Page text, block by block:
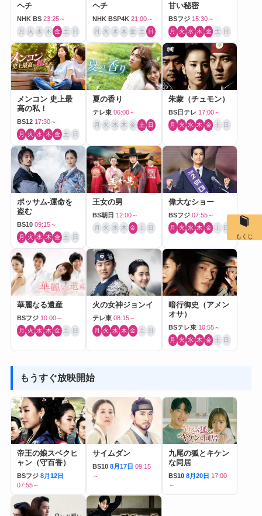
ヘチ
NHK BS 23:25～
月 火 水 木 金 土 日
ヘチ
NHK BSP4K 21:00～
月 火 水 木 金 土 日
甘い秘密
BSフジ 15:30～
月 火 水 木 金 土 日
メンコン 史上最
高の私！
BS12 17:30～
月 火 水 木 金 土 日
夏の香り
テレ東 06:00～
月 火 水 木 金 土 日
朱蒙（チュモン）
BS日テレ 17:00～
月 火 水 木 金 土 日
ポッサム-運命を
盗む
BS10 09:15～
月 火 水 木 金 土 日
王女の男
BS朝日 12:00～
月 火 水 木 金 土 日
偉大なショー
BSフジ 07:55～
月 火 水 木 金 土 日
華麗なる遺産
BSフジ 10:00～
月 火 水 木 金 土 日
火の女神ジョンイ
テレ東 08:15～
月 火 水 木 金 土 日
暗行御史（アメン
オサ）
BSテレ東 10:55～
月 火 水 木 金 土 日
もうすぐ放映開始
帝王の娘スベクヒ
ャン（守百香）
BSフジ 8月12日
07:55～
サイムダン
BS10 8月17日 09:15
～
九尾の狐とキケン
な同居
BS10 8月20日 17:00
～
もくじ